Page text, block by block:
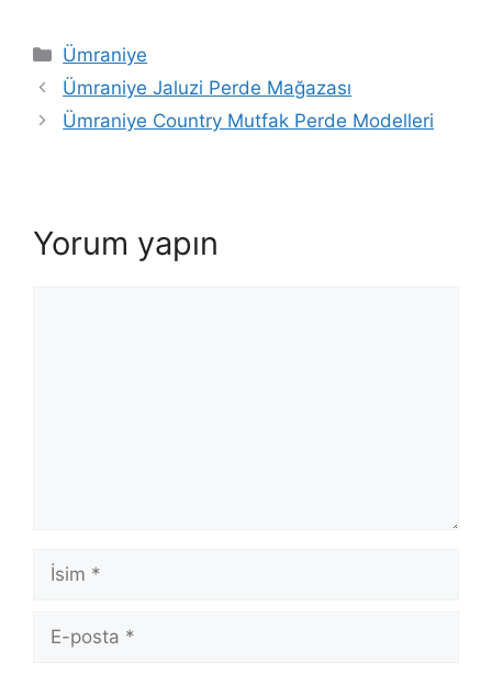
Ümraniye
Ümraniye Jaluzi Perde Mağazası
Ümraniye Country Mutfak Perde Modelleri
Yorum yapın